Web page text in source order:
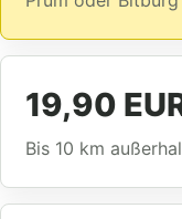
19,90
Bis 10 km